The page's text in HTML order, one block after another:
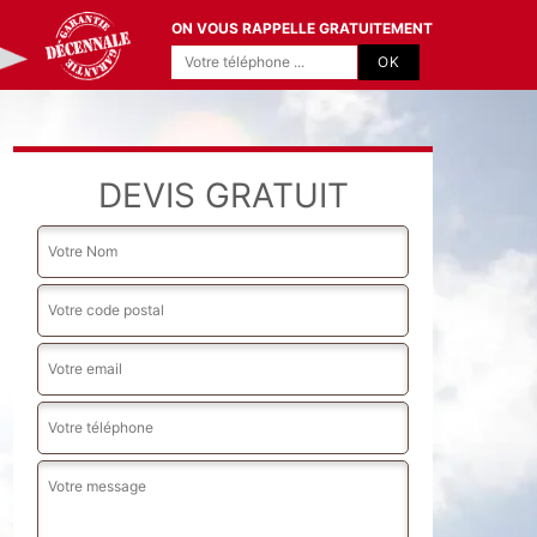
ON VOUS RAPPELLE GRATUITEMENT
DEVIS GRATUIT